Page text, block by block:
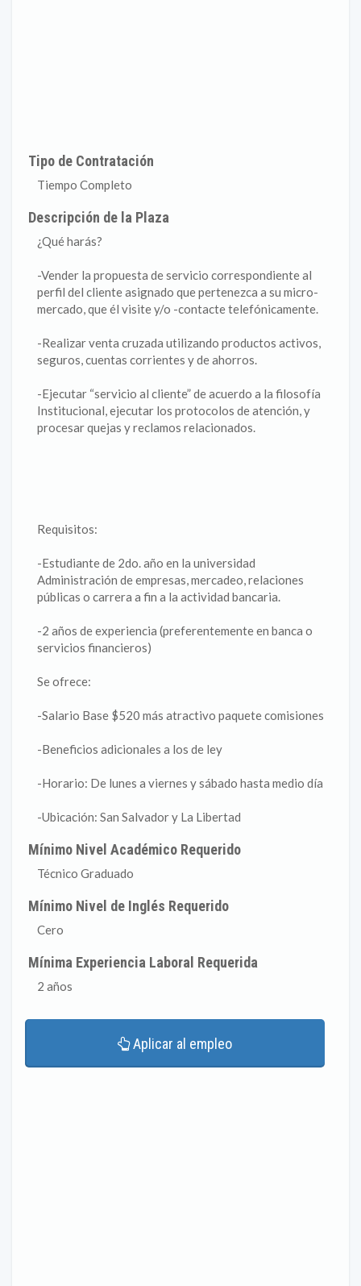
Tipo de Contratación
Tiempo Completo
Descripción de la Plaza
¿Qué harás?
-Vender la propuesta de servicio correspondiente al
perfil del cliente asignado que pertenezca a su micro-
mercado, que él visite y/o -contacte telefónicamente.
-Realizar venta cruzada utilizando productos activos,
seguros, cuentas corrientes y de ahorros.
-Ejecutar “servicio al cliente” de acuerdo a la filosofía
Institucional, ejecutar los protocolos de atención, y
procesar quejas y reclamos relacionados.
Requisitos:
-Estudiante de 2do. año en la universidad
Administración de empresas, mercadeo, relaciones
públicas o carrera a fin a la actividad bancaria.
-2 años de experiencia (preferentemente en banca o
servicios financieros)
Se ofrece:
-Salario Base $520 más atractivo paquete comisiones
-Beneficios adicionales a los de ley
-Horario: De lunes a viernes y sábado hasta medio día
-Ubicación: San Salvador y La Libertad
Mínimo Nivel Académico Requerido
Técnico Graduado
Mínimo Nivel de Inglés Requerido
Cero
Mínima Experiencia Laboral Requerida
2 años
Aplicar al empleo